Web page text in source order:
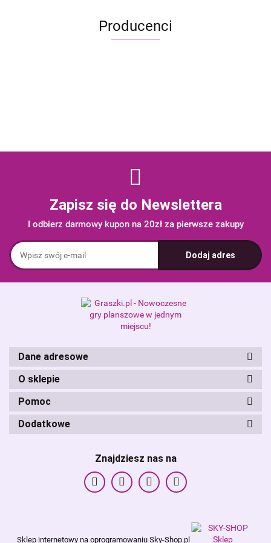
Producenci
planszowych i RPG
Zapisz się do Newslettera
I odbierz darmowy kupon na 20zł za pierwsze zakupy
Dane adresowe
O sklepie
Pomoc
Dodatkowe
Znajdziesz nas na
Sklep internetowy na oprogramowaniu Sky-Shop.pl